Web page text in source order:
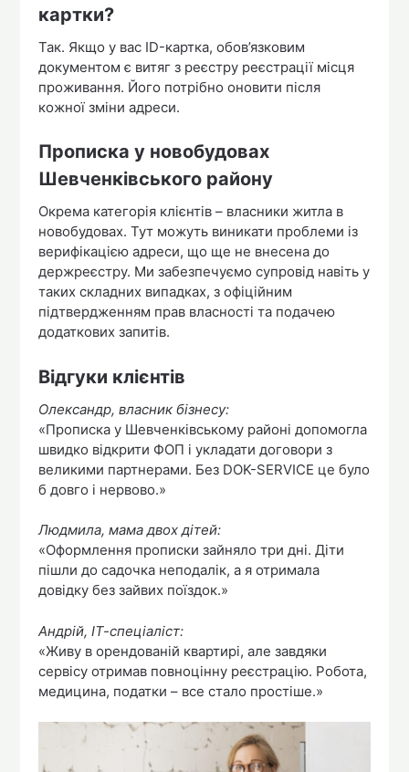
картки?
Так. Якщо у вас ID-картка, обов’язковим
документом є витяг з реєстру реєстрації місця
проживання. Його потрібно оновити після
кожної зміни адреси.
Прописка у новобудовах
Шевченківського району
Окрема категорія клієнтів – власники житла в
новобудовах. Тут можуть виникати проблеми із
верифікацією адреси, що ще не внесена до
держреєстру. Ми забезпечуємо супровід навіть у
таких складних випадках, з офіційним
підтвердженням прав власності та подачею
додаткових запитів.
Відгуки клієнтів
Олександр, власник бізнесу:
«Прописка у Шевченківському районі допомогла
швидко відкрити ФОП і укладати договори з
великими партнерами. Без DOK-SERVICE це було
б довго і нервово.»
Людмила, мама двох дітей:
«Оформлення прописки зайняло три дні. Діти
пішли до садочка неподалік, а я отримала
довідку без зайвих поїздок.»
Андрій, ІТ-спеціаліст:
«Живу в орендованій квартирі, але завдяки
сервісу отримав повноцінну реєстрацію. Робота,
медицина, податки – все стало простіше.»